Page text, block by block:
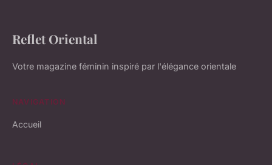
Reflet Oriental
Votre magazine féminin inspiré par l'élégance orientale
NAVIGATION
Accueil